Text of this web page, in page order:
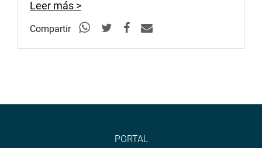
Leer más >
Compartir
PORTAL